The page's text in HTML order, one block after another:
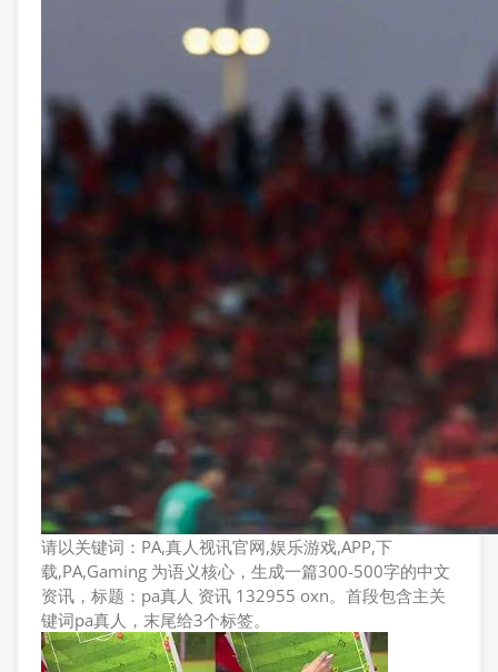
请以关键词：PA,真人视讯官网,娱乐游戏,APP,下
载,PA,Gaming 为语义核心，生成一篇300-500字的中文
资讯，标题：pa真人 资讯 132955 oxn。首段包含主关
键词pa真人，末尾给3个标签。